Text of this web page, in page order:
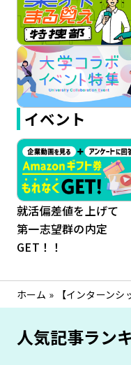
イベント
就活偏差値を上げて
第一志望群の内定
GET！！
ホーム » 【インターン
人気記事ラン